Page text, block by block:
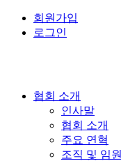
회원가입
로그인
협회 소개
인사말
협회 소개
주요 연혁
조직 및 임원